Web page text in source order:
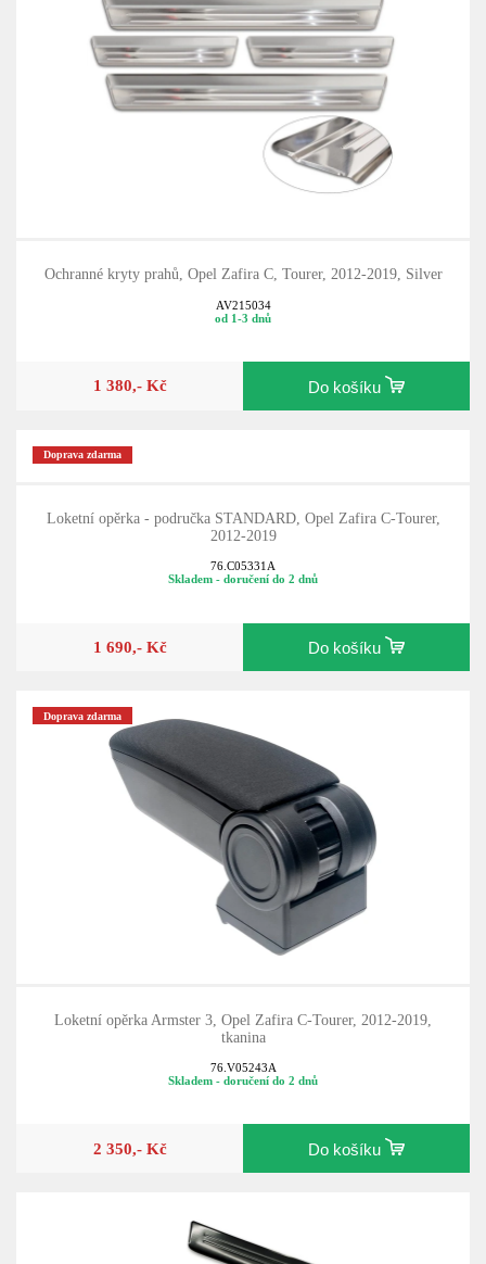
Ochranné kryty prahů, Opel Zafira C, Tourer, 2012-2019, Silver
AV215034
od 1-3 dnů
1 380,- Kč Do košíku
Doprava zdarma
Loketní opěrka - područka STANDARD, Opel Zafira C-Tourer,
2012-2019
76.C05331A
Skladem - doručení do 2 dnů
1 690,- Kč Do košíku
Doprava zdarma
Loketní opěrka Armster 3, Opel Zafira C-Tourer, 2012-2019,
tkanina
76.V05243A
Skladem - doručení do 2 dnů
2 350,- Kč Do košíku